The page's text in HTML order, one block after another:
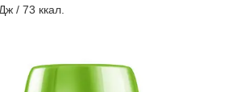
/ 73 ккал.